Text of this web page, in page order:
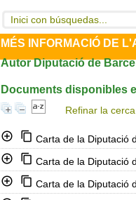
Inici con búsquedas...
MÉS INFORMACIÓ DE
Autor Diputació de
Documents disponibles
Refinar la cerca
Carta de la Diputació
Carta de la Diputació
Carta de la Diputació